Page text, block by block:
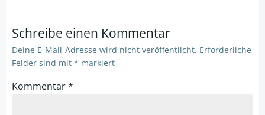
Schreibe einen Kommentar
Deine E-Mail-Adresse wird nicht veröffentlicht. Erforderliche
Felder sind mit * markiert
Kommentar*